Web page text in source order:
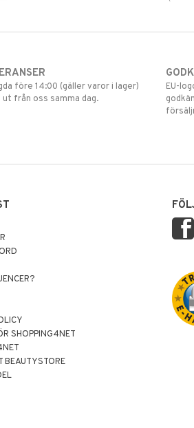
före 14:00 (gäller varor i lager)
från oss samma dag.
EU-
SHOPPING4NET
BEAUTYSTORE